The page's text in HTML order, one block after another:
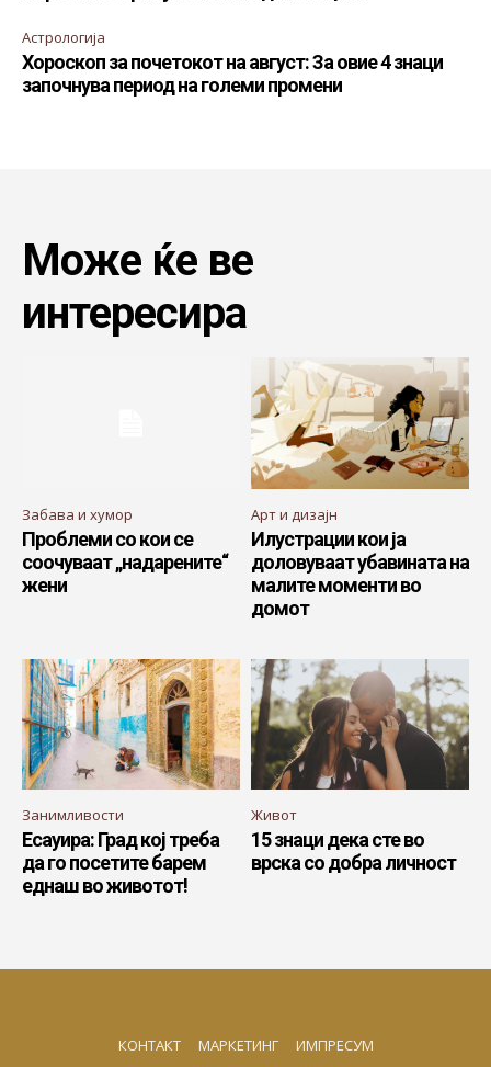
Астрологија
Хороскоп за почетокот на август: За овие 4 знаци
започнува период на големи промени
Може ќе ве
интересира
Забава и хумор
Проблеми со кои се
соочуваат „надарените“
жени
Арт и дизајн
Илустрации кои ја
доловуваат убавината на
малите моменти во
домот
Занимливости
Есауира: Град кој треба
да го посетите барем
еднаш во животот!
Живот
15 знаци дека сте во
врска со добра личност
КОНТАКТ МАРКЕТИНГ ИМПРЕСУМ